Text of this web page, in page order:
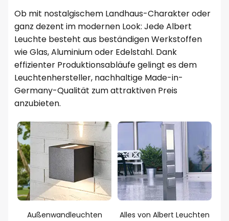
Ob mit nostalgischem Landhaus-Charakter oder
ganz dezent im modernen Look: Jede Albert
Leuchte besteht aus beständigen Werkstoffen
wie Glas, Aluminium oder Edelstahl. Dank
effizienter Produktionsabläufe gelingt es dem
Leuchtenhersteller, nachhaltige Made-in-
Germany-Qualität zum attraktiven Preis
anzubieten.
Außenwandleuchten Alles von Albert Leuchten